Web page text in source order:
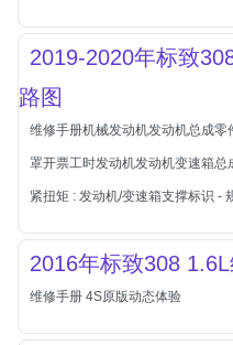
宝马
本田-广州本田
本田-海外本田
2019-2020年标致
路图
维修手册机械发动机发动机总成
罩开票工时发动机发动机变速箱
紧扭矩 : 发动机/变速箱支撑标识 -
2016年标致308
维修手册 4S原版动态体验